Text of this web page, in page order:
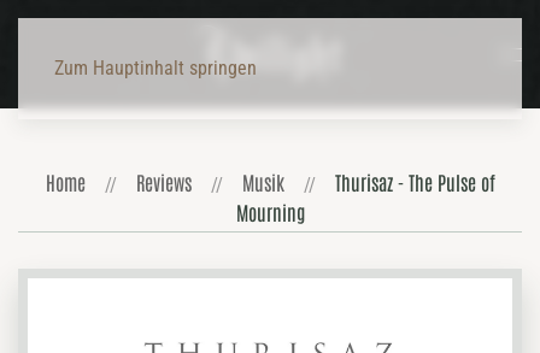
Zum Hauptinhalt springen
Home Reviews Musik
Thurisaz - The Pulse of
Mourning